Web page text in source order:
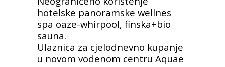
hotelske panoramske wellnes
spa oaze-whirpool, finska+bio
sauna.
Ulaznica za cjelodnevno kupanje
u novom vodenom centru Aquae